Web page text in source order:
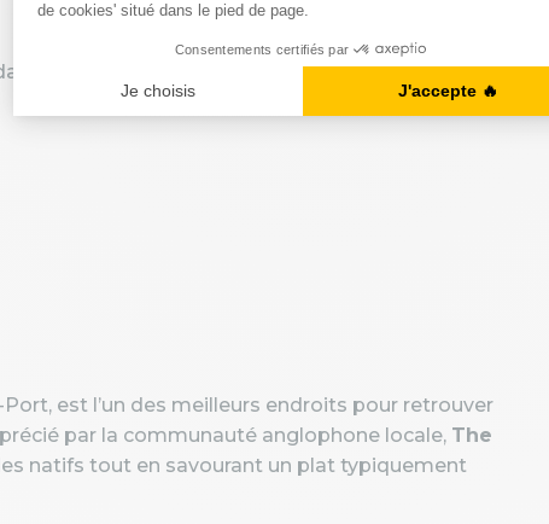
un cadre décontracté, tout en profitant d’une
Port, est l’un des meilleurs endroits pour retrouver
par la communauté anglophone locale, The
natifs tout en savourant un plat typiquement